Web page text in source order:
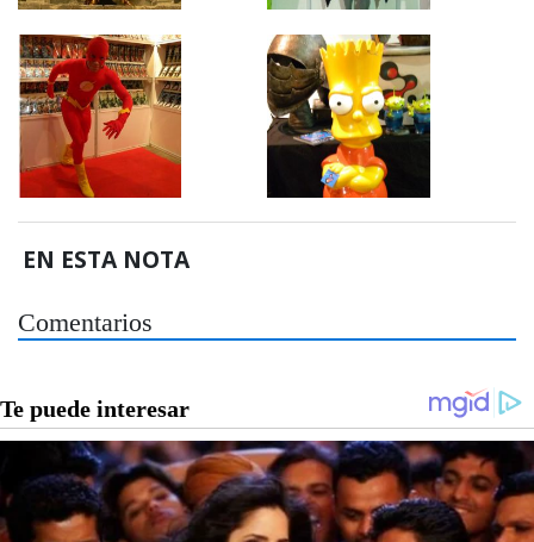
EN ESTA NOTA
Comentarios